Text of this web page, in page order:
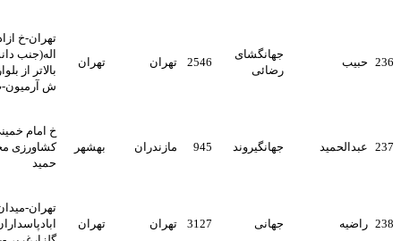
رضائی
2546 تهران تهران
تهران-خ ازادی-خ ش حبیب
اله(جنب دانشگاه شریف)-
بالاتر از بلوار ش تیموری-ک
جهانگیروند 945 مازندران بهشهر
خ امام خمینی کوچه بانک
کشاورزی مجتمع مسکونی
جهانی 3127 تهران تهران
تهران-میدان حسین
ابادپاسداران-خ جوانشیر-